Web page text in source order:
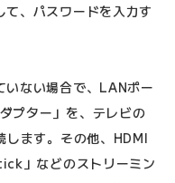
、パスワードを入力す
ない場合で、LANポー
プター」を、テレビの
ます。その他、HDMI
」などのストリーミン